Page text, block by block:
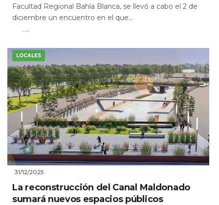
Facultad Regional Bahía Blanca, se llevó a cabo el 2 de
diciembre un encuentro en el que...
Leer Más
LOCALES
31/12/2025
La reconstrucción del Canal Maldonado
sumará nuevos espacios públicos